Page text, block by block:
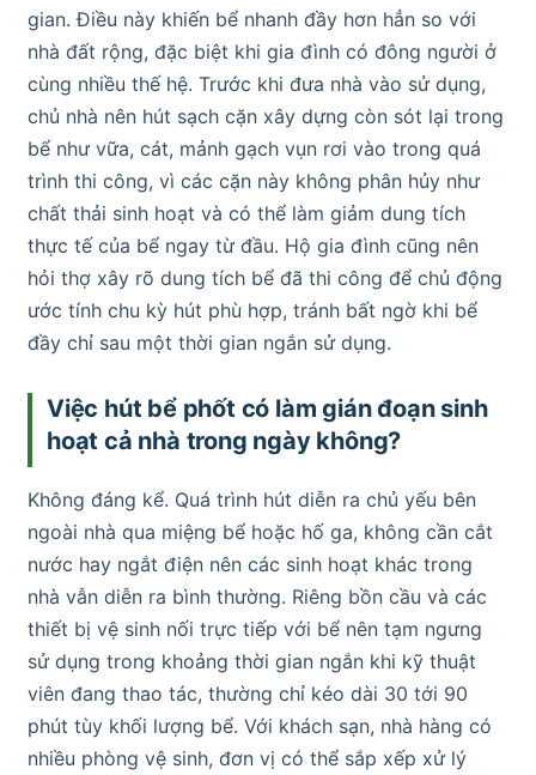
gian. Điều này khiến bể nhanh đầy hơn hẳn so với
nhà đất rộng, đặc biệt khi gia đình có đông người ở
cùng nhiều thế hệ. Trước khi đưa nhà vào sử dụng,
chủ nhà nên hút sạch cặn xây dựng còn sót lại trong
bể như vữa, cát, mảnh gạch vụn rơi vào trong quá
trình thi công, vì các cặn này không phân hủy như
chất thải sinh hoạt và có thể làm giảm dung tích
thực tế của bể ngay từ đầu. Hộ gia đình cũng nên
hỏi thợ xây rõ dung tích bể đã thi công để chủ động
ước tính chu kỳ hút phù hợp, tránh bất ngờ khi bể
đầy chỉ sau một thời gian ngắn sử dụng.
Việc hút bể phốt có làm gián đoạn sinh
hoạt cả nhà trong ngày không?
Không đáng kể. Quá trình hút diễn ra chủ yếu bên
ngoài nhà qua miệng bể hoặc hố ga, không cần cắt
nước hay ngắt điện nên các sinh hoạt khác trong
nhà vẫn diễn ra bình thường. Riêng bồn cầu và các
thiết bị vệ sinh nối trực tiếp với bể nên tạm ngưng
sử dụng trong khoảng thời gian ngắn khi kỹ thuật
viên đang thao tác, thường chỉ kéo dài 30 tới 90
phút tùy khối lượng bể. Với khách sạn, nhà hàng có
nhiều phòng vệ sinh, đơn vị có thể sắp xếp xử lý